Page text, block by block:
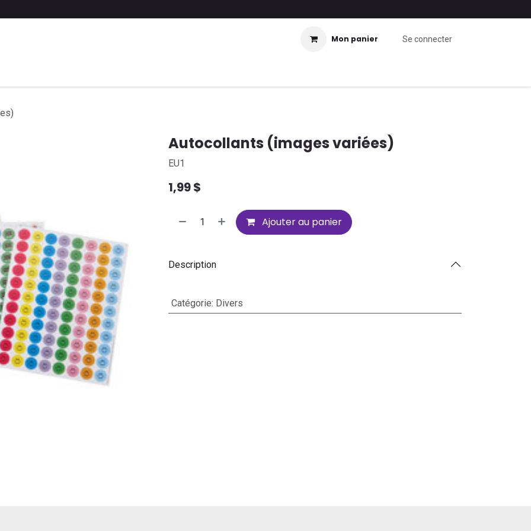
Mon panier Se connecter
Autocollants (images variées)
EU1
1,99$
Ajouter au panier
Description
Catégorie: Divers